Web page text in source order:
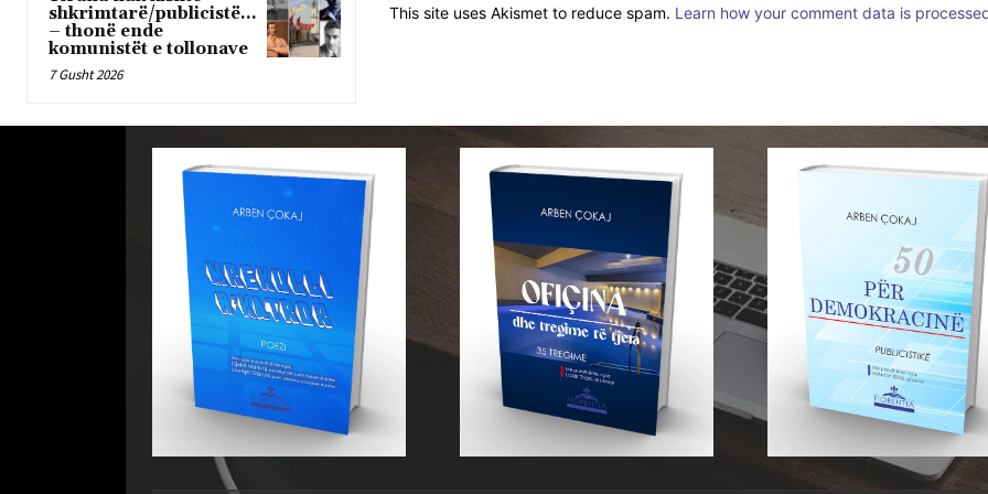
shkrimtarë/publicistë…
– thonë ende
komunistët e tollonave
7 Gusht 2026
This site uses Akismet to reduce spam. Learn how your comment data is